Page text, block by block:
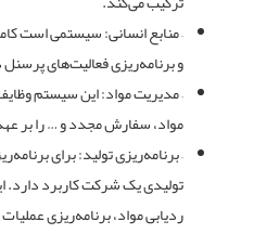
– منابع انسانی: سیستمی است
و برنامه‌ریزی فعالیت‌های
– مدیریت مواد: این سیستم وظایف
مواد، سفارش مجدد و … را بر
– برنامه‌ریزی تولید: برای
تولیدی یک شرکت کاربرد دارد.
ردیابی مواد، برنامه‌ریزی